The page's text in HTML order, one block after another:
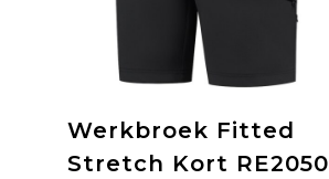
Werkbroek Fitted
Stretch Kort RE2050